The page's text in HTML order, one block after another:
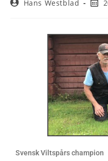
Hans Westblad
Svensk Viltspårs champion